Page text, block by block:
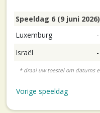
Speeldag 6 (9 juni 2026)
Luxemburg
-
Israël
-
Vorige speeldag